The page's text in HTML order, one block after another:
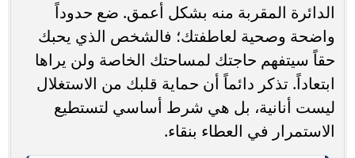
الدائرة المقربة منه بشكل أعمق. ضع حدوداً
واضحة وصحية لعاطفتك؛ فالشخص الذي يحبك
حقاً سيتفهم حاجتك لمساحتك الخاصة ولن يراها
ابتعاداً. تذكر دائماً أن حماية قلبك من الاستغلال
ليست أنانية، بل هي شرط أساسي لتستطيع
الاستمرار في العطاء بنقاء.